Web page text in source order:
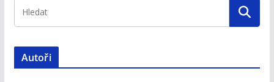
Autoři